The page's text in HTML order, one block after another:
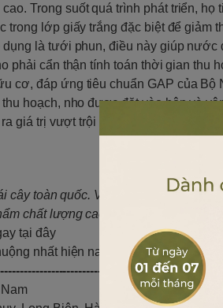
Trong suốt quá trình phát triển,
trong lớp giấy trắng đặc biệt để giảm
là tưới phun, điều này giúp
phải cẩn thận tính toán thời gian thu
cơ, đáp ứng tiêu chuẩn GAP của Bộ
hoạch, nho được đặt vào hộp và
giá trị vượt trội cho nho sữa Shine
cây toàn quốc. Với hơn 1000 đối tác
chất lượng cao.
tại đây
nhất hiện nay
: tham khảo tại đây